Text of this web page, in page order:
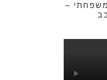
2 עסק משפחתי –